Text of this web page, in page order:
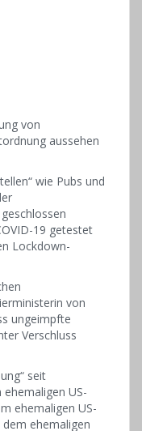
von
aussehen
wie Pubs und
19 getestet
Lockdown-
von
ungeimpfte
Verschluss
seit
US-
ehemaligen US-
ehemaligen